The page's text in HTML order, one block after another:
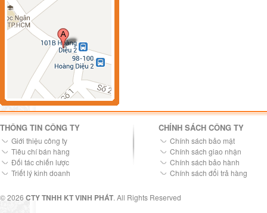
THÔNG TIN CÔNG TY
Giới thiệu công ty
Tiêu chí bán hàng
Đối tác chiến lược
Triết lý kinh doanh
CHÍNH SÁCH CÔNG TY
Chính sách bảo mật
Chính sách giao nhận
Chính sách bảo hành
Chính sách đổi trả hàng
© 2026 CTY TNHH KT VINH PHÁT. All Rights Reserved